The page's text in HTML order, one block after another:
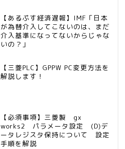
【あるぷす経済遅報】IMF「日本
が為替介入してこないのは、まだ
介入基準になってないからじゃな
いの？」
【三菱PLC】GPPW PC変更方法を
解説します！
【必須事項】三菱製 gx
works2 パラメータ設定 (D)デ
ータレジスタ保持について 設定
手順を解説